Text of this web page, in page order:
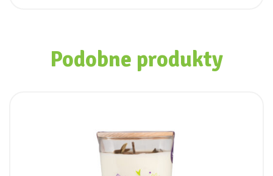
Podobne produkty